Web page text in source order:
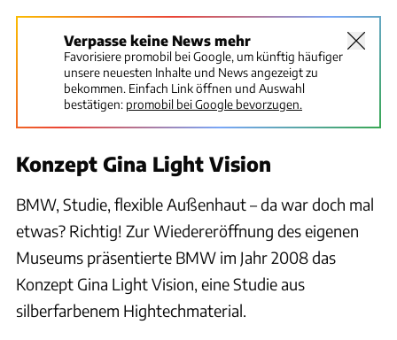
Verpasse keine News mehr
Favorisiere promobil bei Google, um künftig häufiger
unsere neuesten Inhalte und News angezeigt zu
bekommen. Einfach Link öffnen und Auswahl
bestätigen: promobil bei Google bevorzugen.
Konzept Gina Light Vision
BMW, Studie, flexible Außenhaut – da war doch mal
etwas? Richtig! Zur Wiedereröffnung des eigenen
Museums präsentierte BMW im Jahr 2008 das
Konzept Gina Light Vision, eine Studie aus
silberfarbenem Hightechmaterial.